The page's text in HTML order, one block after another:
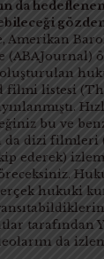
da
Amerikan
(ABAJournal)
filmi listesi
bu ve
dizi filmleri
ederek)
hukuki
tarafından
da